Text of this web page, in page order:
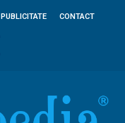
PUBLICITATE CONTACT